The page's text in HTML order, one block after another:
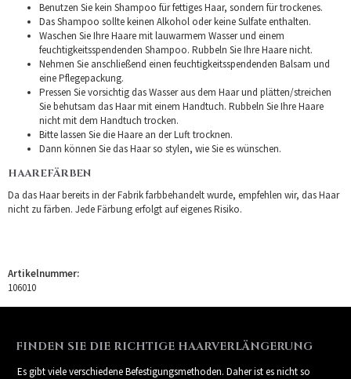
Benutzen Sie kein Shampoo für fettiges Haar, sondern für trockenes.
Das Shampoo sollte keinen Alkohol oder keine Sulfate enthalten.
Waschen Sie Ihre Haare mit lauwarmem Wasser und einem
feuchtigkeitsspendenden Shampoo. Rubbeln Sie Ihre Haare nicht.
Nehmen Sie anschließend einen feuchtigkeitsspendenden Balsam und
eine Pflegepackung.
Pressen Sie vorsichtig das Wasser aus dem Haar und plätten/streichen
Sie behutsam das Haar mit einem Handtuch. Rubbeln Sie Ihre Haare
nicht mit dem Handtuch trocken.
Bitte lassen Sie die Haare an der Luft trocknen.
Dann können Sie das Haar so stylen, wie Sie es wünschen.
HAAREFÄRBEN
Da das Haar bereits in der Fabrik farbbehandelt wurde, empfehlen wir, das Haar
nicht zu färben. Jede Färbung erfolgt auf eigenes Risiko.
Artikelnummer:
106010
FINDEN SIE DIE RICHTIGE HAARVERLÄNGERUNG
Es gibt viele verschiedene Befestigungsmethoden. Daher ist es nicht so